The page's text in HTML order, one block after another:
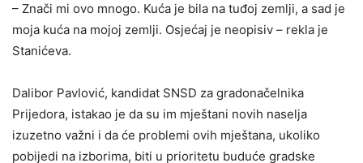
– Znači mi ovo mnogo. Kuća je bila na tuđoj zemlji, a sad je
moja kuća na mojoj zemlji. Osjećaj je neopisiv – rekla je
Stanićeva.
Dalibor Pavlović, kandidat SNSD za gradonačelnika
Prijedora, istakao je da su im mještani novih naselja
izuzetno važni i da će problemi ovih mještana, ukoliko
pobijedi na izborima, biti u prioritetu buduće gradske